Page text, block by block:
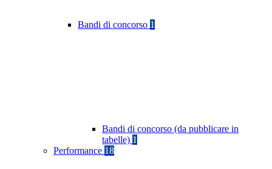
Bandi di concorso 1
Bandi di concorso (da pubblicare in
tabelle) 1
Performance 18